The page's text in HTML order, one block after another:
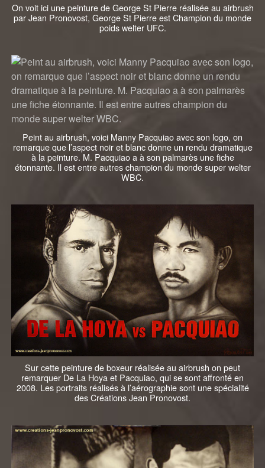
On voit ici une peinture de George St Pierre réalisée au airbrush
par Jean Pronovost, George St Pierre est Champion du monde
poids welter UFC.
Peint au airbrush, voici Manny Pacquiao avec son logo, on
remarque que l’aspect noir et blanc donne un rendu dramatique
à la peinture. M. Pacquiao a à son palmarès une fiche
étonnante. Il est entre autres champion du monde super welter
WBC.
Sur cette peinture de boxeur réalisée au airbrush on peut
remarquer De La Hoya et Pacquiao, qui se sont affronté en
2008. Les portraits réalisés à l’aérographie sont une spécialité
des Créations Jean Pronovost.